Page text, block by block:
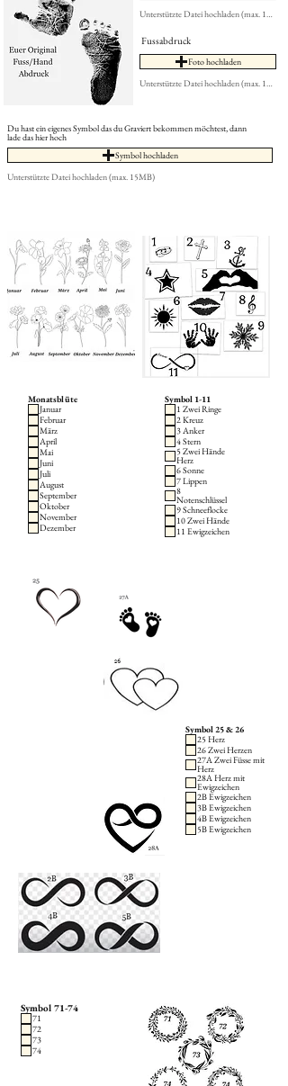
Unterstützte Datei hochladen (max. 15MB)
Fussabdruck
Foto hochladen
Unterstützte Datei hochladen (max. 15MB)
Du hast ein eigenes Symbol das du Graviert bekommen möchtest, dann
lade das hier hoch
Symbol hochladen
Unterstützte Datei hochladen (max. 15MB)
Monatsblüte
Januar
Februar
März
April
Mai
Juni
Juli
August
September
Oktober
November
Dezember
Symbol 1-11
1 Zwei Ringe
2 Kreuz
3 Anker
4 Stern
5 Zwei Hände
Herz
6 Sonne
7 Lippen
8
Notenschlüssel
9 Schneeflocke
10 Zwei Hände
11 Ewigzeichen
Symbol 25 & 26
25 Herz
26 Zwei Herzen
27A Zwei Füsse mit
Herz
28A Herz mit
Ewigzeichen
2B Ewigzeichen
3B Ewigzeichen
4B Ewigzeichen
5B Ewigzeichen
Symbol 71-74
71
72
73
74